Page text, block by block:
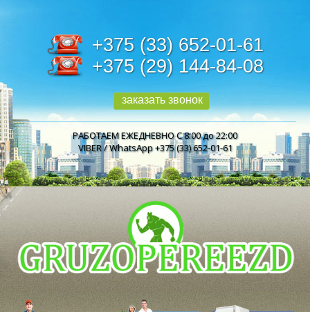
+375 (33) 652-01-61
+375 (29) 144-84-08
заказать звонок
РАБОТАЕМ ЕЖЕДНЕВНО С 8:00 до 22:00
VIBER / WhatsApp +375 (33) 652-01-61